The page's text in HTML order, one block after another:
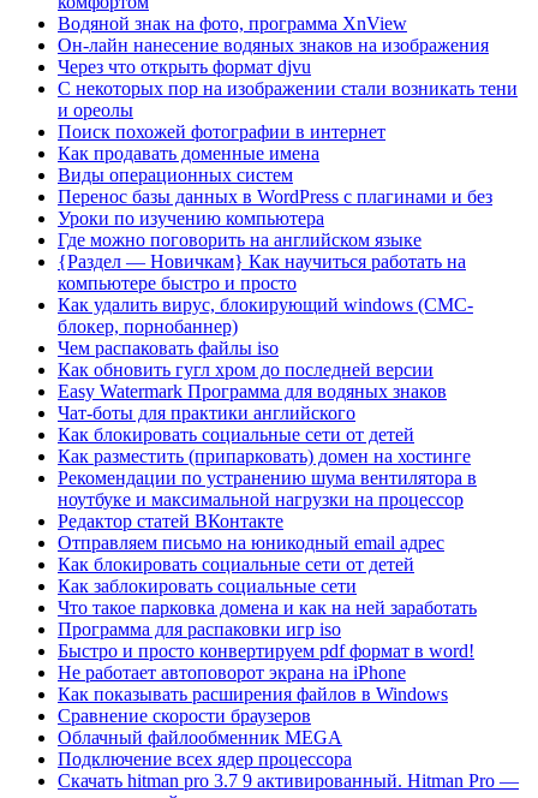
Водяной знак на фото, программа XnView
Он-лайн нанесение водяных знаков на изображения
Через что открыть формат djvu
С некоторых пор на изображении стали возникать тени
и ореолы
Поиск похожей фотографии в интернет
Как продавать доменные имена
Виды операционных систем
Перенос базы данных в WordPress с плагинами и без
Уроки по изучению компьютера
Где можно поговорить на английском языке
{Раздел — Новичкам} Как научиться работать на
компьютере быстро и просто
Как удалить вирус, блокирующий windows (СМС-
блокер, порнобаннер)
Чем распаковать файлы iso
Как обновить гугл хром до последней версии
Easy Watermark Программа для водяных знаков
Чат-боты для практики английского
Как блокировать социальные сети от детей
Как разместить (припарковать) домен на хостинге
Рекомендации по устранению шума вентилятора в
ноутбуке и максимальной нагрузки на процессор
Редактор статей ВКонтакте
Отправляем письмо на юникодный email адрес
Как блокировать социальные сети от детей
Как заблокировать социальные сети
Что такое парковка домена и как на ней заработать
Программа для распаковки игр iso
Быстро и просто конвертируем pdf формат в word!
Не работает автоповорот экрана на iPhone
Как показывать расширения файлов в Windows
Сравнение скорости браузеров
Облачный файлообменник MEGA
Подключение всех ядер процессора
Скачать hitman pro 3.7 9 активированный. Hitman Pro —